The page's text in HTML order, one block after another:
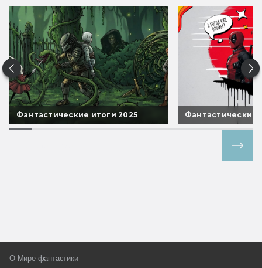
Фантастические итоги 2025 Фантастические
О Мире фантастики